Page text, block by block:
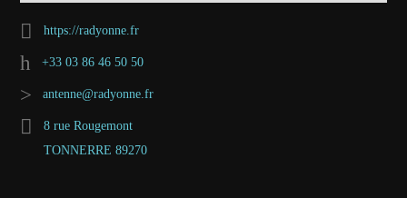
https://radyonne.fr
+33 03 86 46 50 50
antenne@radyonne.fr
8 rue Rougemont
TONNERRE 89270